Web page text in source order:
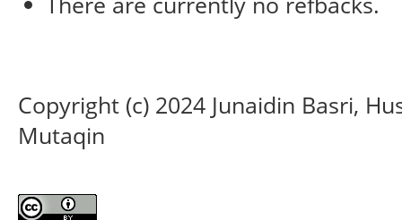
Copyright (c) 2024 Junaidin Basri,
Mutaqin